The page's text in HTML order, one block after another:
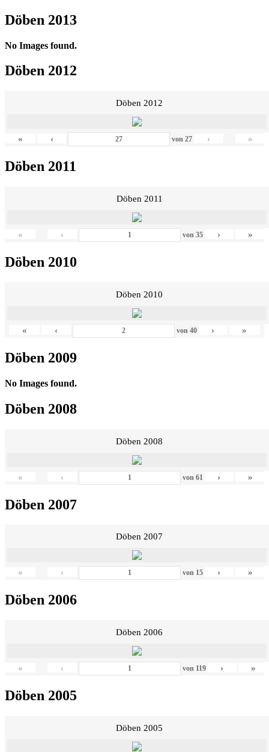
Döben 2013
No Images found.
Döben 2012
Döben 2012
« ‹ von27 › »
Döben 2011
Döben 2011
« ‹ von 35 › »
Döben 2010
Döben 2010
« ‹ von 40 › »
Döben 2009
No Images found.
Döben 2008
Döben 2008
« ‹ von 61 › »
Döben 2007
Döben 2007
« ‹ von 15 › »
Döben 2006
Döben 2006
« ‹ von 119 › »
Döben 2005
Döben 2005